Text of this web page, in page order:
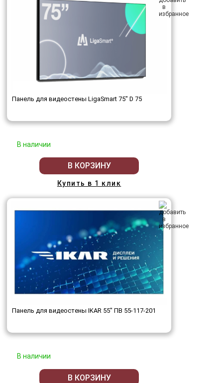
Панель для видеостены LigaSmart 75" D 75
В наличии
В КОРЗИНУ
Купить в 1 клик
Панель для видеостены IKAR 55" ПВ 55-117-201
В наличии
В КОРЗИНУ